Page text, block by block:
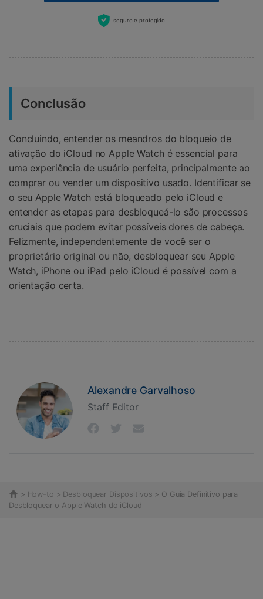
seguro e protegido
Conclusão
Concluindo, entender os meandros do bloqueio de
ativação do iCloud no Apple Watch é essencial para
uma experiência de usuário perfeita, principalmente ao
comprar ou vender um dispositivo usado. Identificar se
o seu Apple Watch está bloqueado pelo iCloud e
entender as etapas para desbloqueá-lo são processos
cruciais que podem evitar possíveis dores de cabeça.
Felizmente, independentemente de você ser o
proprietário original ou não, desbloquear seu Apple
Watch, iPhone ou iPad pelo iCloud é possível com a
orientação certa.
Alexandre Garvalhoso
Staff Editor
> How-to > Desbloquear Dispositivos > O Guia Definitivo para
Desbloquear o Apple Watch do iCloud